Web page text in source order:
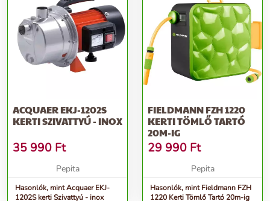
ACQUAER EKJ-1202S
KERTI SZIVATTYÚ - INOX
35 990 Ft
Pepita
Hasonlók, mint Acquaer EKJ-
1202S kerti Szivattyú - inox
FIELDMANN FZH 1220
KERTI TÖMLŐ TARTÓ
20M-IG
29 990 Ft
Pepita
Hasonlók, mint Fieldmann FZH
1220 Kerti Tömlő Tartó 20m-ig